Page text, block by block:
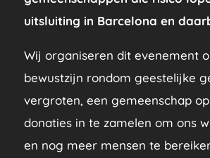
uitsluiting in Barcelona en
Wij organiseren dit evenement
bewustzijn rondom geestelijke
vergroten, een gemeenschap
donaties in te zamelen om ons
en nog meer mensen te